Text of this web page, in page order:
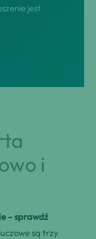
jest
i
– sprawdź
są trzy